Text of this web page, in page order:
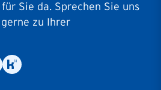
Sie da. Sprechen Sie uns
zu Ihrer